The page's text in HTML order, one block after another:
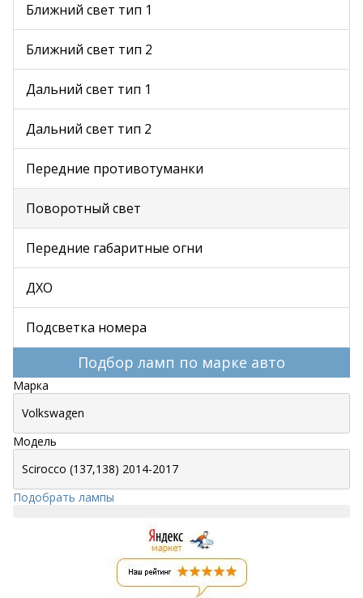
Ближний свет тип 1
Ближний свет тип 2
Дальний свет тип 1
Дальний свет тип 2
Передние противотуманки
Поворотный свет
Передние габаритные огни
ДХО
Подсветка номера
Подбор ламп по марке авто
Марка
Модель
Подобрать лампы